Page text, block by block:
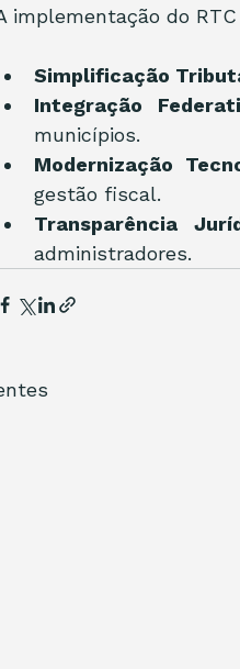
implementação do
Simplificação
Integração
municípios.
Modernização
gestão fiscal.
Transparência
administradores.